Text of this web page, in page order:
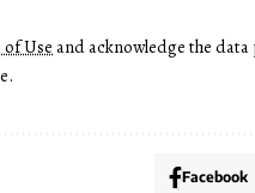
of Use and acknowledge the
Facebook